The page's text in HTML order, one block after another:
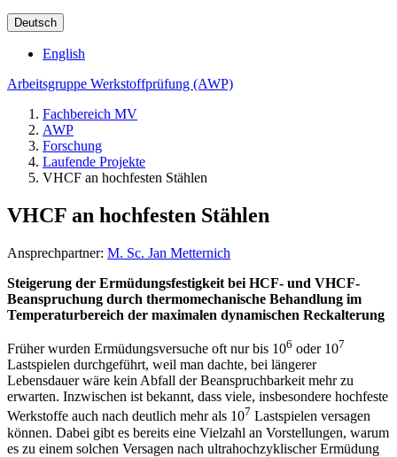
Deutsch
English
Arbeitsgruppe Werkstoffprüfung (AWP)
Fachbereich MV
AWP
Forschung
Laufende Projekte
VHCF an hochfesten Stählen
VHCF an hochfesten Stählen
Ansprechpartner: M. Sc. Jan Metternich
Steigerung der Ermüdungsfestigkeit bei HCF- und VHCF-
Beanspruchung durch thermomechanische Behandlung im
Temperaturbereich der maximalen dynamischen Reckalterung
Früher wurden Ermüdungsversuche oft nur bis 106 oder 107
Lastspielen durchgeführt, weil man dachte, bei längerer
Lebensdauer wäre kein Abfall der Beanspruchbarkeit mehr zu
erwarten. Inzwischen ist bekannt, dass viele, insbesondere hochfeste
Werkstoffe auch nach deutlich mehr als 107 Lastspielen versagen
können. Dabei gibt es bereits eine Vielzahl an Vorstellungen, warum
es zu einem solchen Versagen nach ultrahochzyklischer Ermüdung